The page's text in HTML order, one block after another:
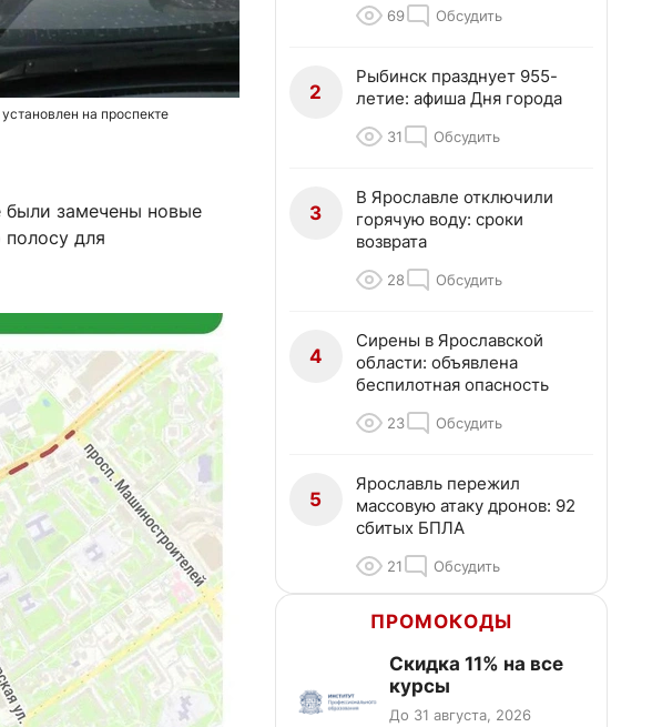
на проспекте
были замечены новые
для
69 Обсудить
2
Рыбинск празднует 955-
летие: афиша Дня города
31 Обсудить
3
В Ярославле отключили
горячую воду: сроки
возврата
28 Обсудить
4
Сирены в Ярославской
области: объявлена
беспилотная опасность
23 Обсудить
5
Ярославль пережил
массовую атаку дронов: 92
сбитых БПЛА
21 Обсудить
ПРОМОКОДЫ
Скидка 11% на все
курсы
До 31 августа, 2026